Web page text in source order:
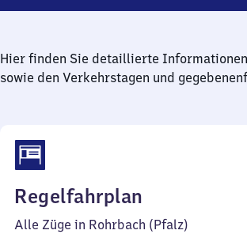
Hier finden Sie detaillierte
sowie den Verkehrstagen und
Regelfahrplan
40
Alle Züge in Rohrbach (Pfalz)